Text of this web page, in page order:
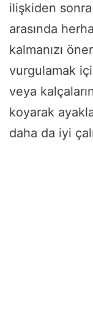
ilişkiden
arasında
kalmanızı
vurgulamak
veya
koyarak
daha da iyi